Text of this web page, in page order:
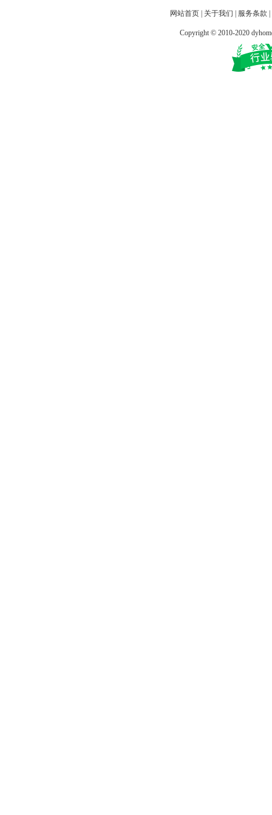
网站首页 关于我们 服务条款
Copyright © 2010-2020